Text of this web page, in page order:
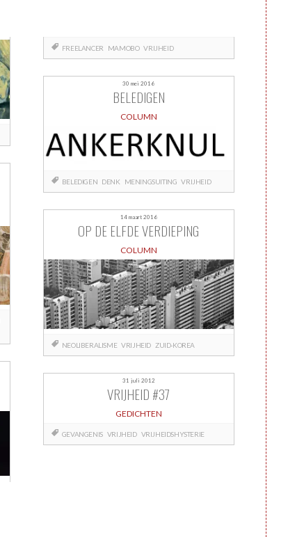
FREELANCER MAMOBO VRIJHEID
30 mei 2016
BELEDIGEN
COLUMN
BELEDIGEN DENK MENINGSUITING VRIJHEID
14 maart 2016
OP DE ELFDE VERDIEPING
COLUMN
NEOLIBERALISME VRIJHEID ZUID-KOREA
31 juli 2012
VRIJHEID #37
GEDICHTEN
GEVANGENIS VRIJHEID VRIJHEIDSHYSTERIE